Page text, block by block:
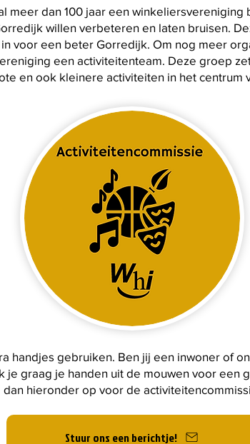
meer dan 100 jaar een winkeliersvereniging
willen verbeteren en laten bruisen.
voor een beter Gorredijk. Om nog meer
een activiteitenteam. Deze groep
en ook kleinere activiteiten in het centrum
handjes gebruiken. Ben jij een inwoner of
je graag je handen uit de mouwen voor een
dan hieronder op voor de
Stuur ons een berichtje!